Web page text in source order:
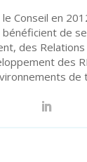
Conseil en
de
des
des
de